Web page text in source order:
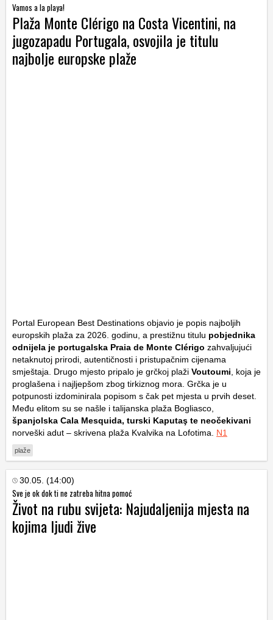
Vamos a la playa!
Plaža Monte Clérigo na Costa Vicentini, na
jugozapadu Portugala, osvojila je titulu
najbolje europske plaže
Portal European Best Destinations objavio je popis najboljih
europskih plaža za 2026. godinu, a prestižnu titulu pobjednika
odnijela je portugalska Praia de Monte Clérigo zahvaljujući
netaknutoj prirodi, autentičnosti i pristupačnim cijenama
smještaja. Drugo mjesto pripalo je grčkoj plaži Voutoumi , koja je
proglašena i najljepšom zbog tirkiznog mora. Grčka je u
potpunosti izdominirala popisom s čak pet mjesta u prvih deset.
Među elitom su se našle i talijanska plaža Bogliasco,
španjolska Cala Mesquida, turski Kaputaş te neočekivani
norveški adut – skrivena plaža Kvalvika na Lofotima. N1
plaže
30.05. (14:00)
Sve je ok dok ti ne zatreba hitna pomoć
Život na rubu svijeta: Najudaljenija mjesta na
kojima ljudi žive